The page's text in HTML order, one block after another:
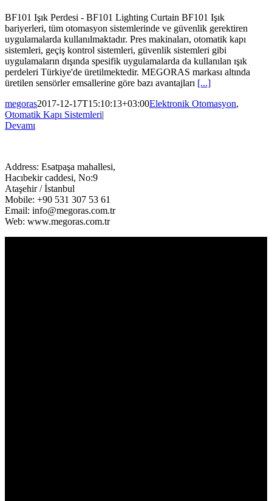
BF101 Işık Perdesi - BF101 Lighting Curtain BF101 Işık
bariyerleri, tüm otomasyon sistemlerinde ve güvenlik gerektiren
uygulamalarda kullanılmaktadır. Pres makinaları, otomatik kapı
sistemleri, geçiş kontrol sistemleri, güvenlik sistemleri gibi
uygulamaların dışında spesifik uygulamalarda da kullanılan ışık
perdeleri Türkiye'de üretilmektedir. MEGORAS markası altında
üretilen sensörler emsallerine göre bazı avantajları [...]
megoras2017-12-17T15:10:13+03:00Elektronik Otomasyon,
Otomatik Kapı Sistemleri|
Devamı
Address: Esatpaşa mahallesi,
Hacıbekir caddesi, No:9
Ataşehir / İstanbul
Mobile: +90 531 307 53 61
Email: info@megoras.com.tr
Web: www.megoras.com.tr